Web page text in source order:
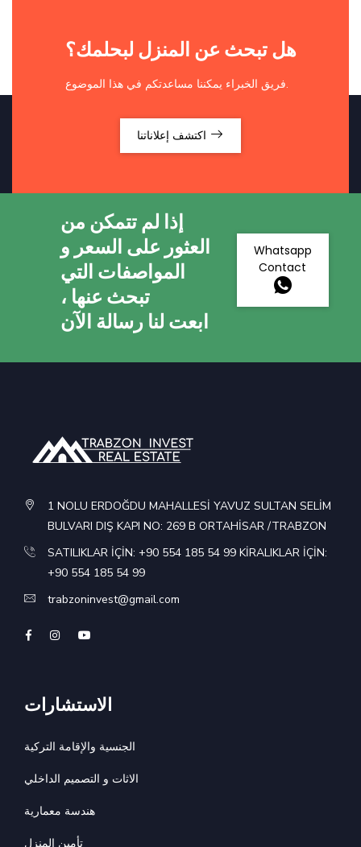
هل تبحث عن المنزل لبحلمك؟
فريق الخبراء يمكننا مساعدتكم في هذا الموضوع.
إذا لم تتمكن من
العثور على السعر و
المواصفات التي
تبحث عنها ،
ابعت لنا رسالة الآن
Whatsapp
Contact
1 NOLU ERDOĞDU MAHALLESİ YAVUZ SULTAN SELİM
BULVARI DIŞ KAPI NO: 269 B ORTAHİSAR /TRABZON
SATILIKLAR İÇİN: +90 554 185 54 99 KİRALIKLAR İÇİN:
+90 554 185 54 99
trabzoninvest@gmail.com
الاستشارات
الجنسية والإقامة التركية
الاثات و التصميم الداخلي
هندسة معمارية
تأمين المنزل